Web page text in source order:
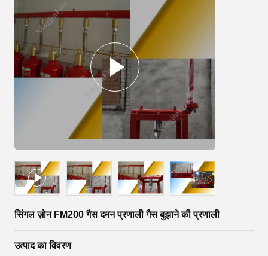
सिंगल ज़ोन FM200 गैस दमन प्रणाली गैस बुझाने की प्रणाली
उत्पाद का विवरण